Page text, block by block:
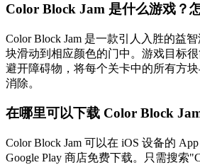
Color Block Jam 是什么游戏？
Color Block Jam 是一款引人入胜的益
块滑动到相应颜色的门中。游戏目标很
避开障碍物，将每个关卡中的所有方
消除。
在哪里可以下载 Color Block
Color Block Jam 可以在 iOS 设备的
Google Play 商店免费下载。只需搜索